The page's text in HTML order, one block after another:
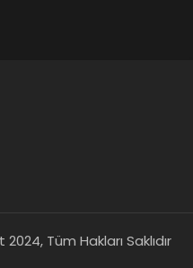
Tüm Hakları Saklıdır